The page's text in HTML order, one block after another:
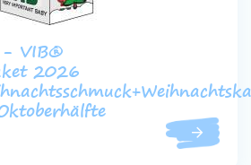
- VIB®
2026